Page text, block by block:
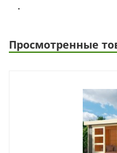
.
Просмотренные